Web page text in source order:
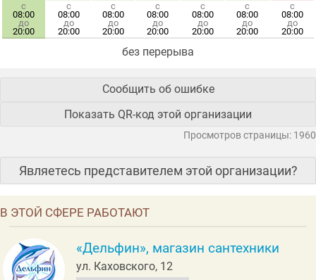
с
08:00
до
20:00
с
08:00
до
20:00
с
08:00
до
20:00
с
08:00
до
20:00
с
08:00
до
20:00
с
08:00
до
20:00
с
08:00
до
20:00
без перерыва
Сообщить об ошибке
Показать QR-код этой организации
Просмотров страницы: 1960
Являетесь представителем этой организации?
В ЭТОЙ СФЕРЕ РАБОТАЮТ
«Дельфин», магазин сантехники
ул. Каховского, 12